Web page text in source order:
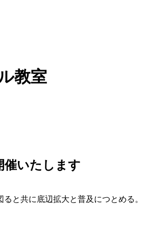
教室
催いたします
と共に底辺拡大と普及につとめる。